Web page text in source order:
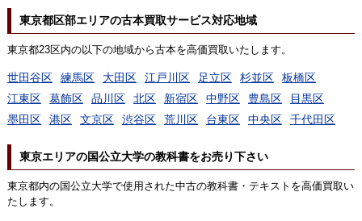
東京都区部エリアの古本買取サービス対応地域
東京都23区内の以下の地域から古本を高価買取いたします。
世田谷区 練馬区 大田区 江戸川区 足立区 杉並区
板橋区
江東区
葛飾区 品川区 北区 新宿区 中野区 豊島区
目黒区
墨田区
港区 文京区 渋谷区 荒川区 台東区 中央区 千代田区
東京エリアの国公立大学の教科書をお売り下さい
東京都内の国公立大学で使用された中古の教科書・テキストを高価買取い
たします。